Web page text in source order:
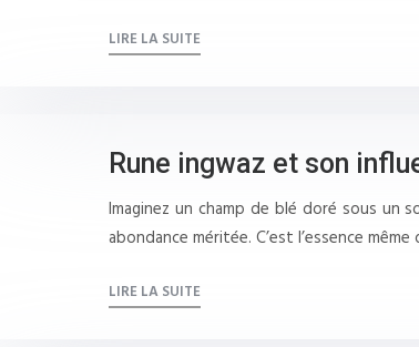
LIRE LA SUITE
Rune ingwaz et son
Imaginez un champ de blé doré sous un
abondance méritée. C’est l’essence
LIRE LA SUITE